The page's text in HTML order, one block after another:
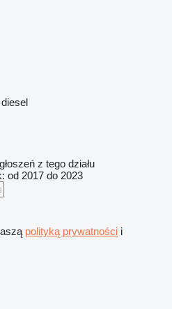
diesel
z tego działu
od 2017 do 2023
polityką prywatności i